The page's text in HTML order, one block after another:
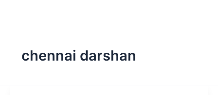
chennai darshan